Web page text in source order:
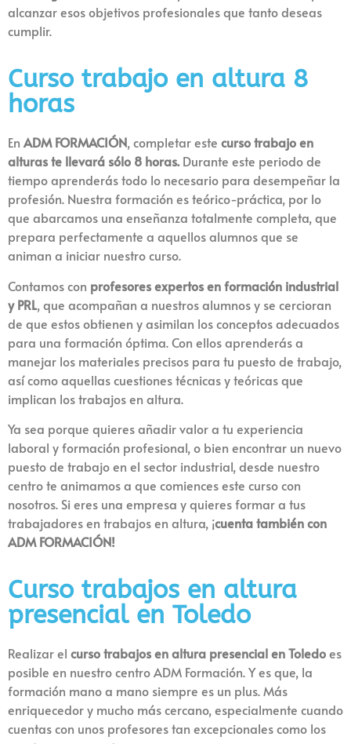
alcanzar esos objetivos profesionales que tanto deseas
cumplir.
Curso trabajo en altura 8
horas
En ADM FORMACIÓN, completar este curso trabajo en
alturas te llevará sólo 8 horas.Durante este periodo de
tiempo aprenderás todo lo necesario para desempeñar la
profesión. Nuestra formación es teórico-práctica, por lo
que abarcamos una enseñanza totalmente completa, que
prepara perfectamente a aquellos alumnos que se
animan a iniciar nuestro curso.
Contamos con profesores expertos en formación industrial
y PRL, que acompañan a nuestros alumnos y se cercioran
de que estos obtienen y asimilan los conceptos adecuados
para una formación óptima. Con ellos aprenderás a
manejar los materiales precisos para tu puesto de trabajo,
así como aquellas cuestiones técnicas y teóricas que
implican los trabajos en altura.
Ya sea porque quieres añadir valor a tu experiencia
laboral y formación profesional, o bien encontrar un nuevo
puesto de trabajo en el sector industrial, desde nuestro
centro te animamos a que comiences este curso con
nosotros. Si eres una empresa y quieres formar a tus
trabajadores en trabajos en altura, ¡cuenta también con
ADM FORMACIÓN!
Curso trabajos en altura
presencial en Toledo
Realizar el curso trabajos en altura presencial en Toledoes
posible en nuestro centro ADM Formación. Y es que, la
formación mano a mano siempre es un plus. Más
enriquecedor y mucho más cercano, especialmente cuando
cuentas con unos profesores tan excepcionales como los